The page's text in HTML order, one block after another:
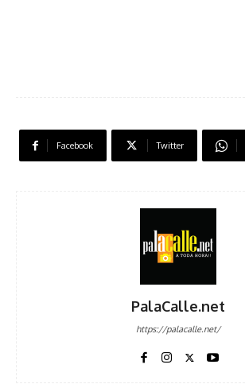
Facebook Twitter
PalaCalle.net
https://palacalle.net/